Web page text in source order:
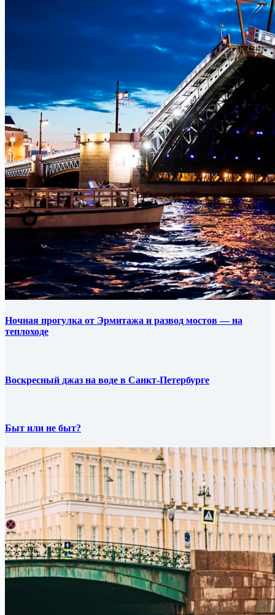
Ночная прогулка от Эрмитажа и развод мостов — на
теплоходе
Воскресный джаз на воде в Санкт-Петербурге
Быт или не быт?